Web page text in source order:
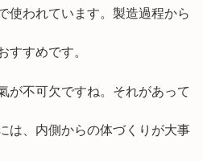
使われています。製造過程から
すすめです。
が不可欠ですね。それがあって
は、内側からの体づくりが大事